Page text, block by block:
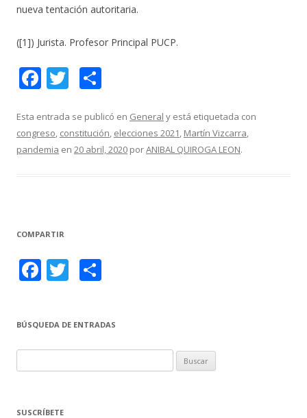
nueva tentación autoritaria.
([1]) Jurista. Profesor Principal PUCP.
F
ac
e
b
T
w
itt
er
m
p
Esta entrada se publicó en General y está etiquetada con
congreso constitución elecciones 2021 Martín Vizcarra
pandemia en 20 abril, 2020 porANIBAL QUIROGA LEON.
COMPARTIR
F
ac
b
o
o
k
T
w
er p
ar
ti
BÚSQUEDA DE ENTRADAS
u
SUSCRÍBETE